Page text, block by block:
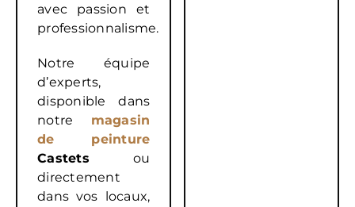
avec passion et
professionnalisme.
Notre équipe
d’experts,
disponible dans
notre magasin
de peinture
Castets ou
directement
dans vos locaux,